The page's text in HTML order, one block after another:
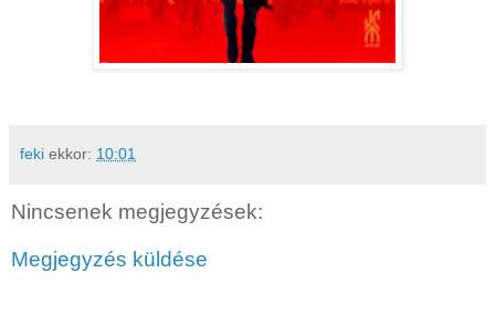
feki ekkor: 10:01
Nincsenek megjegyzések:
Megjegyzés küldése